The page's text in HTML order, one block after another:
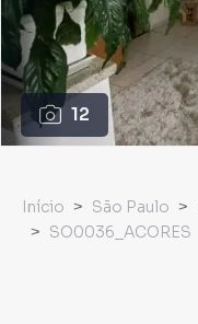
12
Início São Paulo
SO0036_ACORES